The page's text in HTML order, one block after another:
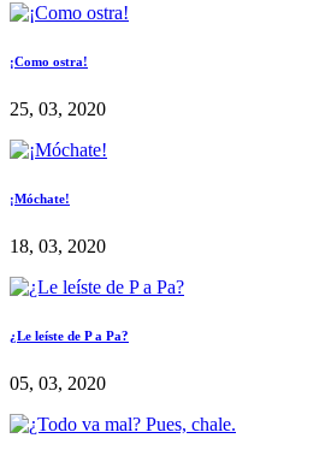
¡Como ostra!
25, 03, 2020
¡Móchate!
18, 03, 2020
¿Le leíste de P a Pa?
05, 03, 2020